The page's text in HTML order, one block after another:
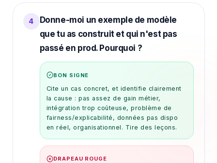
4
Donne-moi un exemple de modèle
que tu as construit et qui n'est pas
passé en prod. Pourquoi ?
BON SIGNE
Cite un cas concret, et identifie clairement
la cause : pas assez de gain métier,
intégration trop coûteuse, problème de
fairness/explicabilité, données pas dispo
en réel, organisationnel. Tire des leçons.
DRAPEAU ROUGE